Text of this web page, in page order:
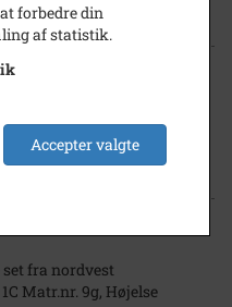
set fra nordvest
Matr.nr. 9g, Højelse
forbedre din
af statistik.
Accepter valgte